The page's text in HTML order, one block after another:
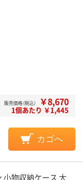
販売価格（税込） ￥8,670
1個あたり ￥1,445
カゴへ
小物収納ケース 大